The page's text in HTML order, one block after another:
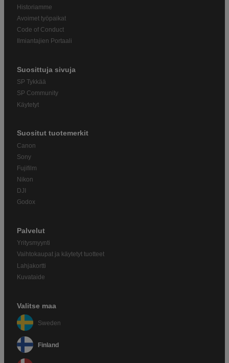
Historiamme
Avoimet työpaikat
Code of Conduct
Ilmiantajien Portaali
Suosittuja sivuja
SP Tykkää
SP Community
Käytetyt
Suositut tuotemerkit
Canon
Sony
Fujifilm
Nikon
DJI
Godox
Palvelut
Yritysmyynti
Vaihtokaupat ja käytetyt tuotteet
Lahjakortti
Kuvataide
Valitse maa
Sweden
Finland